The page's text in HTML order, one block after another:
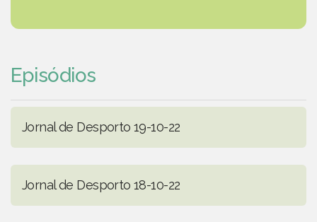
Episódios
Jornal de Desporto 19-10-22
Jornal de Desporto 18-10-22